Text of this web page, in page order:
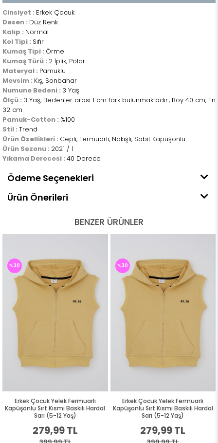
Cinsiyet : Erkek Çocuk
Desen : Düz Renk
Kalıp : Normal
Kol Tipi : Sıfır
Kumaş Tipi : Örme
Kumaş Türü : 2 İplik, Polar
Materyal : Pamuklu
Mevsim : Kış, Sonbahar
Numune Bedeni : 3 Yaş
Ölçü : 3 Yaş, Bedenler arası 1 cm fark bulunmaktadır., Boy 40 cm, En
32 cm
Pamuk-Cotton : %100
Stil : Trend
Ürün Özellikleri : Cepli, Fermuarlı, Nakışlı, Sabit Kapüşonlu
Ürün Sezonu : 2021 / 1
Yıkama Derecesi : 40 Derece
Ödeme Seçenekleri
Ürün Önerileri
BENZER ÜRÜNLER
Erkek Çocuk Yelek Fermuarlı
Kapüşonlu Sırt Kısmı Baskılı Hardal
Sarı (5-12 Yaş)
279,99 TL
%30
Erkek Çocuk Yelek Fermuarlı
Kapüşonlu Sırt Kısmı Baskılı Hardal
Sarı (5-12 Yaş)
279,99 TL
%30